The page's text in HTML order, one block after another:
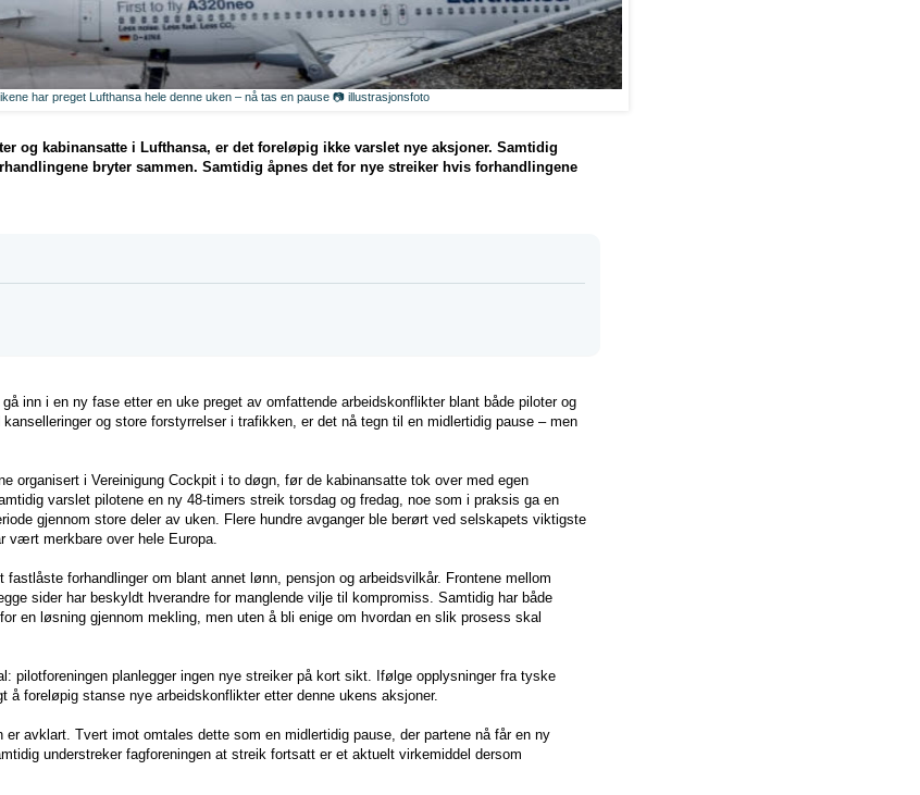
har preget Lufthansa hele denne uken – nå tas en pause 📷 illustrasjonsfoto
og kabinansatte i Lufthansa, er det foreløpig ikke varslet nye aksjoner. Samtidig
bryter sammen. Samtidig åpnes det for nye streiker hvis forhandlingene
inn i en ny fase etter en uke preget av omfattende arbeidskonflikter blant både piloter og
og store forstyrrelser i trafikken, er det nå tegn til en midlertidig pause – men
organisert i Vereinigung Cockpit i to døgn, før de kabinansatte tok over med egen
varslet pilotene en ny 48-timers streik torsdag og fredag, noe som i praksis ga en
gjennom store deler av uken. Flere hundre avganger ble berørt ved selskapets viktigste
vært merkbare over hele Europa.
fastlåste forhandlinger om blant annet lønn, pensjon og arbeidsvilkår. Frontene mellom
sider har beskyldt hverandre for manglende vilje til kompromiss. Samtidig har både
en løsning gjennom mekling, men uten å bli enige om hvordan en slik prosess skal
pilotforeningen planlegger ingen nye streiker på kort sikt. Ifølge opplysninger fra tyske
å foreløpig stanse nye arbeidskonflikter etter denne ukens aksjoner.
avklart. Tvert imot omtales dette som en midlertidig pause, der partene nå får en ny
understreker fagforeningen at streik fortsatt er et aktuelt virkemiddel dersom